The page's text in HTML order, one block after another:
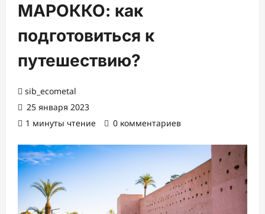
МАРОККО: как
подготовиться к
путешествию?
sib_ecometal
25 января 2023
1 минуты чтение
0 комментариев